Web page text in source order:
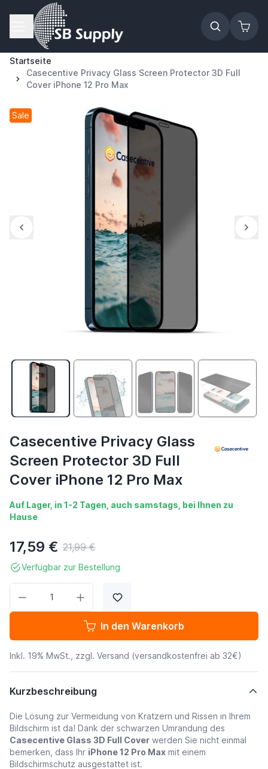
Zum Inhalt springen
Startseite
Casecentive Privacy Glass Screen Protector 3D Full
Cover iPhone 12 Pro Max
Sale
Casecentive Privacy Glass
Screen Protector 3D Full
Cover iPhone 12 Pro Max
Auf Lager, in 1-2 Tagen, auch samstags, bei Ihnen zu
Hause
17,59 € 21,99 €
Verfügbar zur Bestellung
In den Warenkorb
Inkl. 19% MwSt., zzgl. Versand (versandkostenfrei ab 32€)
Kurzbeschreibung
Die Lösung zur Vermeidung von Kratzern und Rissen in Ihrem
Bildschirm ist da! Dank der schwarzen Umrandung des
Casecentive Glass 3D Full Cover werden Sie nicht einmal
bemerken, dass Ihr iPhone 12 Pro Max mit einem
Bildschirmschutz ausgestattet ist.